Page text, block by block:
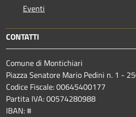
Eventi
CONTATTI
Comune di Montichiari
Piazza Senatore Mario Pedini n. 1 -
Codice Fiscale: 00645400177
Partita IVA: 00574280988
IBAN: #